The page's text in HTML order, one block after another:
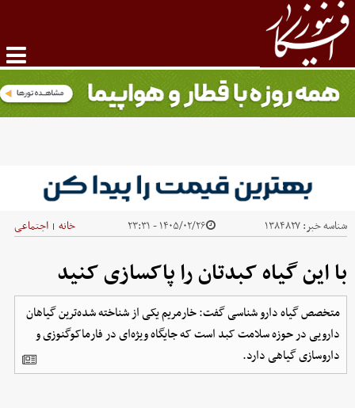
شناسه خبر:۱۳۸۴۸۲۷ ۱۴۰۵/۰۲/۲۶ - ۲۳:۳۱ خانه | اجتماعی
با این گیاه کبدتان را پاکسازی کنید
متخصص گیاه دارو شناسی گفت: خارمریم یکی از شناخته شده‌ترین گیاهان
دارویی در حوزه سلامت کبد است که جایگاه ویژه‌ای در فارماکوگنوزی و
داروسازی گیاهی دارد.